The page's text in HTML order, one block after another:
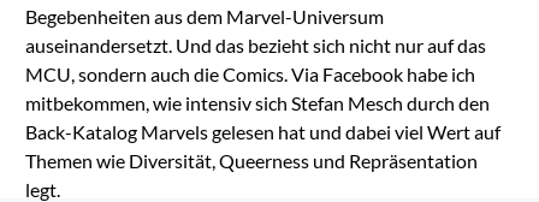
Begebenheiten aus dem Marvel-Universum
auseinandersetzt. Und das bezieht sich nicht nur auf das
MCU, sondern auch die Comics. Via Facebook habe ich
mitbekommen, wie intensiv sich Stefan Mesch durch den
Back-Katalog Marvels gelesen hat und dabei viel Wert auf
Themen wie Diversität, Queerness und Repräsentation
legt.